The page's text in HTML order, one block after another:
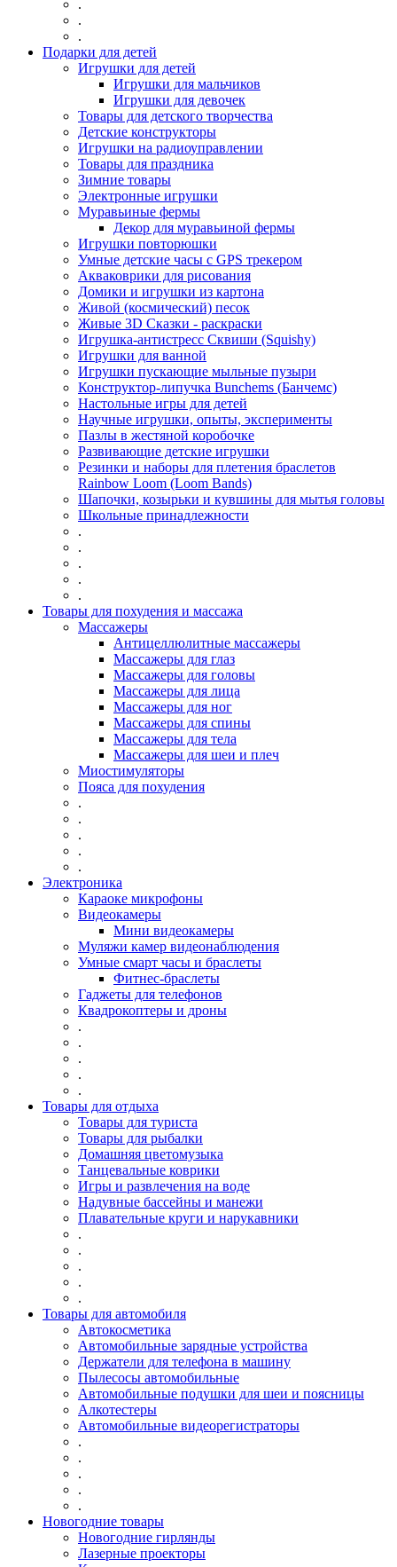
.
.
.
Подарки для детей
Игрушки для детей
Игрушки для мальчиков
Игрушки для девочек
Товары для детского творчества
Детские конструкторы
Игрушки на радиоуправлении
Товары для праздника
Зимние товары
Электронные игрушки
Муравьиные фермы
Декор для муравьиной фермы
Игрушки повторюшки
Умные детские часы с GPS трекером
Акваковрики для рисования
Домики и игрушки из картона
Живой (космический) песок
Живые 3D Сказки - раскраски
Игрушка-антистресс Сквиши (Squishy)
Игрушки для ванной
Игрушки пускающие мыльные пузыри
Конструктор-липучка Bunchems (Банчемс)
Настольные игры для детей
Научные игрушки, опыты, эксперименты
Пазлы в жестяной коробочке
Развивающие детские игрушки
Резинки и наборы для плетения браслетов
Rainbow Loom (Loom Bands)
Шапочки, козырьки и кувшины для мытья головы
Школьные принадлежности
.
.
.
.
.
Товары для похудения и массажа
Массажеры
Антицеллюлитные массажеры
Массажеры для глаз
Массажеры для головы
Массажеры для лица
Массажеры для ног
Массажеры для спины
Массажеры для тела
Массажеры для шеи и плеч
Миостимуляторы
Пояса для похудения
.
.
.
.
.
Электроника
Караоке микрофоны
Видеокамеры
Мини видеокамеры
Муляжи камер видеонаблюдения
Умные смарт часы и браслеты
Фитнес-браслеты
Гаджеты для телефонов
Квадрокоптеры и дроны
.
.
.
.
.
Товары для отдыха
Товары для туриста
Товары для рыбалки
Домашняя цветомузыка
Танцевальные коврики
Игры и развлечения на воде
Надувные бассейны и манежи
Плавательные круги и нарукавники
.
.
.
.
.
Товары для автомобиля
Автокосметика
Автомобильные зарядные устройства
Держатели для телефона в машину
Пылесосы автомобильные
Автомобильные подушки для шеи и поясницы
Алкотестеры
Автомобильные видеорегистраторы
.
.
.
.
.
Новогодние товары
Новогодние гирлянды
Лазерные проекторы